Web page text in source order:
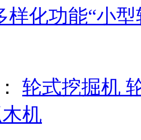
样化功能“小型
轮式挖掘机
机